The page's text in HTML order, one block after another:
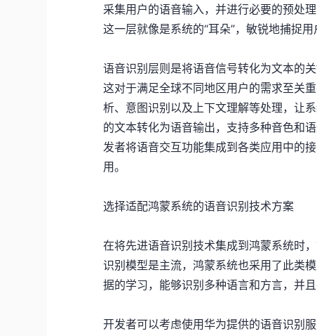
采集用户的语音输入，并进行必要的预处
这一层就像是系统的“耳朵”，敏锐地捕捉用
语音识别层则是将语音信号转化为文本的
这对于满足全球不同地区用户的需求至关
析、意图识别以及上下文理解等处理，让
的文本转化为语音输出，支持多种音色和
发者将语音交互功能集成到各类应用中的
用。
选择适配鸿蒙系统的语音识别技术方案
在将先进语音识别技术集成到鸿蒙系统时
识别模型是主流，鸿蒙系统也采用了此类
据的学习，能够识别多种语言和方言，并
开发者可以考虑使用华为提供的语音识别